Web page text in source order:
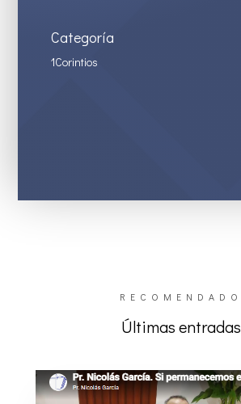
Categoría
1Corintios
RECOMENDADO
Últimas entradas